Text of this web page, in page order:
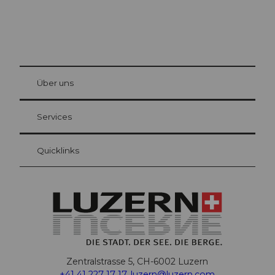
Gästekarte Luzern
Ihre Vorteile als Übernachtungsgast
at Bre
Über uns
Services
Quicklinks
Zentralstrasse 5, CH-6002 Luzern